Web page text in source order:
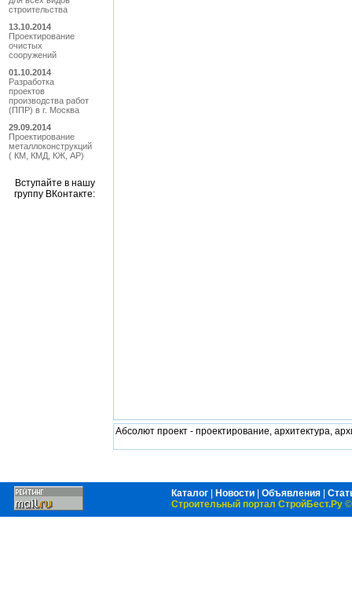
строительства
13.10.2014
Проектирование
очистых
сооружений
01.10.2014
Разработка
проектов
производства работ
(ППР) в г. Москва
29.09.2014
Проектирование
металлоконструкций
( КМ, КМД, КЖ, АР)
Вступайте в нашу
группу ВКонтакте:
Абсолют проект - проектирование, архитектура,
Каталог Новости Объявления
Строительный портал СтройБест.Ру